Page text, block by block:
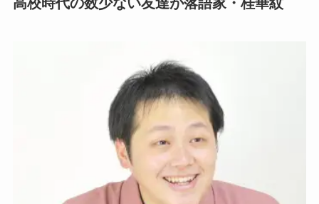
高校時代の数少ない友達が落語家・桂華紋